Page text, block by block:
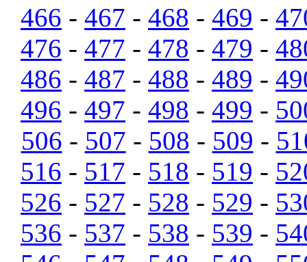
466 - 467 - 468 - 469 -
476 - 477 - 478 - 479 -
486 - 487 - 488 - 489 -
496 - 497 - 498 - 499 -
506 - 507 - 508 - 509 -
516 - 517 - 518 - 519 -
526 - 527 - 528 - 529 -
536 - 537 - 538 - 539 -